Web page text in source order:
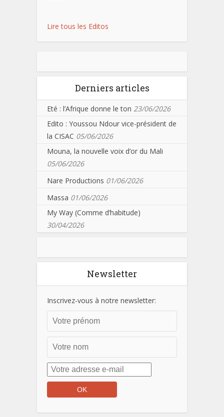
Lire tous les Editos
Derniers articles
Eté : l’Afrique donne le ton 23/06/2026
Edito : Youssou Ndour vice-président de
la CISAC 05/06/2026
Mouna, la nouvelle voix d’or du Mali
05/06/2026
Nare Productions 01/06/2026
Massa 01/06/2026
My Way (Comme d’habitude)
30/04/2026
Newsletter
Inscrivez-vous à notre newsletter: